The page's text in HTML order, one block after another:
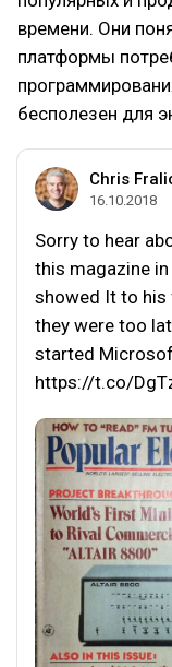
времени. Они
платформы
бесполезен для
Chris
16.10.2018
Sorry to hear
this magazine
showed It to his
they were too
started
https://t.co/